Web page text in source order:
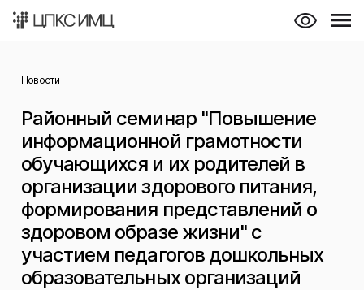
Новости
Районный семинар "Повышение
информационной грамотности
обучающихся и их родителей в
организации здорового питания,
формирования представлений о
здоровом образе жизни" с
участием педагогов дошкольных
образовательных организаций